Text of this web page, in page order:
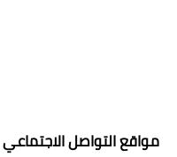
مواقع التواصل الاجتماعي